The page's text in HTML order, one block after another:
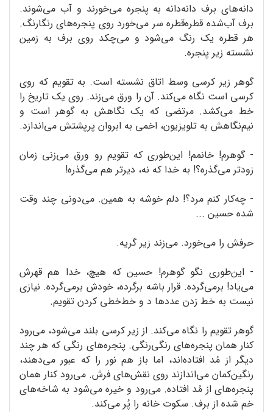
دانه‌های برف دانه‌دانه به پنجره می‌خورند و آب می‌شوند.
برف آب‌شده قطره‌قطره سر می‌خورد روی پنجره‌های رنگارنگ.
هر قطره یک رنگ می‌شود و می‌چکد روی برف به زمین
نشسته زیر پنجره.
گوهر زیر کرسی وسط اتاق نشسته است. به تقویم که روی
کرسی است نگاه می‌کند. آن را ورق می‌زند. روی یک تاریخ را
خط می‌کشد. مرتضی که یک نگاهش به گوهر است و
نیم‌نگاهش به تلویزیون، اخمی به ابروان پرپشتش می‌اندازد.
- گوهرم! خانمم! این‌طوری که تقویم رو ورق می‌زنی زمان
زودتر می‌گذره؟! به خدا که نه، دیرتر هم می‌گذره!
- چه‌کار کنم مرد؟! دلم خوشه به همین. می‌دونی چند وقت
شده حسین ...
حرفش را می‌خورد. می‌زند زیر گریه.
- این‌طوری نگو گوهرم! حسین که هیچ، خدا هم قهرش
می‌یاد! برمی‌گرده. قرار باشه برگرده، خودش برمی‌گرده. نیازی
نیست به خط زدن عددها د و خط‌خطی کردن تقویم.
گوهر تقویم را نگاه می‌کند. از زیر کرسی بلند می‌شود، می‌رود
کنار همان پنجره‌های رنگی‌رنگی. پنجره‌های رنگی که هر چند
دیگر از مُد افتاده‌اند، اما باز هم نور را که عبور می‌دهند،
رنگین‌کمان می‌اندازند روی نقش‌های فرش. می‌رود کنار همان
پنجره‌های از مُد افتاده. می‌رود و خیره می‌شود به شاخه‌های
خم شده از برف. سکوت خانه را پُر می‌کند.